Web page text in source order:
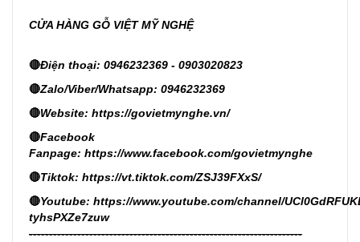
CỬA HÀNG GỖ VIỆT MỸ NGHỆ
🔴Điện thoại: 0946232369 - 0903020823
🔴Zalo/Viber/Whatsapp: 0946232369
🔴Website: https://govietmynghe.vn/
🔴Facebook
Fanpage: https://www.facebook.com/govietmynghe
🔴Tiktok: https://vt.tiktok.com/ZSJ39FXxS/
🔴Youtube: https://www.youtube.com/channel/
tyhsPXZe7zuw
--------------------------------------------------------------------